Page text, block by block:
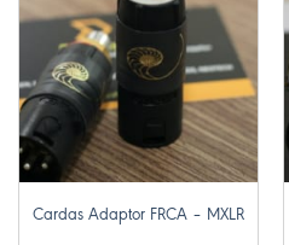
Cardas Adaptor FRCA – MXLR